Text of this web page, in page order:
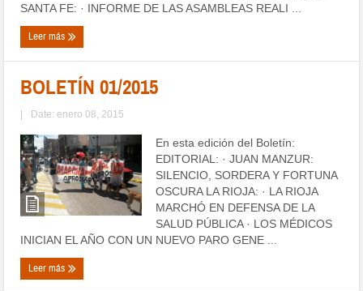
SANTA FE: · INFORME DE LAS ASAMBLEAS REALI ...
Leer más
BOLETÍN 01/2015
| Date: enero 08, 2015
En esta edición del Boletín:
EDITORIAL: · JUAN MANZUR:
SILENCIO, SORDERA Y FORTUNA
OSCURA LA RIOJA: · LA RIOJA
MARCHÓ EN DEFENSA DE LA
SALUD PÚBLICA · LOS MÉDICOS
INICIAN EL AÑO CON UN NUEVO PARO GENE ...
Leer más